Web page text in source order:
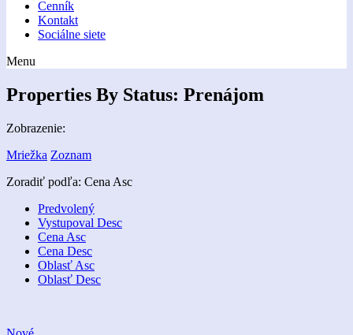
Cenník
Kontakt
Sociálne siete
Menu
Properties By Status: Prenájom
Zobrazenie:
Mriežka Zoznam
Zoradiť podľa: Cena Asc
Predvolený
Vystupoval Desc
Cena Asc
Cena Desc
Oblasť Asc
Oblasť Desc